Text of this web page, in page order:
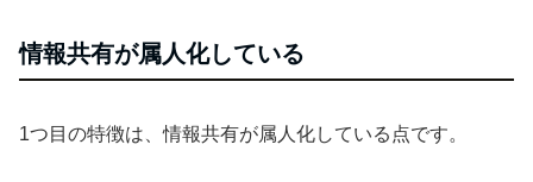
情報共有が属人化している
1つ目の特徴は、情報共有が属人化している点です。